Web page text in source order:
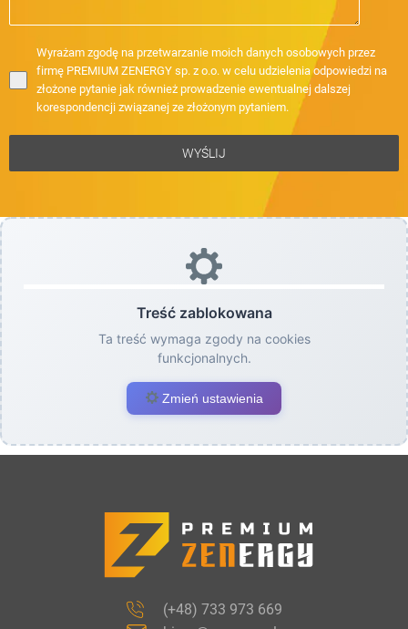
Wyrażam zgodę na przetwarzanie moich danych osobowych przez
firmę PREMIUM ZENERGY sp. z o.o. w celu udzielenia odpowiedzi na
złożone pytanie jak również prowadzenie ewentualnej dalszej
korespondencji związanej ze złożonym pytaniem.
WYŚLIJ
Treść zablokowana
Ta treść wymaga zgody na cookies
funkcjonalnych.
Zmień ustawienia
(+48) 733 973 669